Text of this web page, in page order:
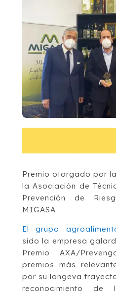
Premio otorgado por
la Asociación de
Prevención de
MIGASA
El grupo
sido la empresa
Premio AXA/
premios más
por su longeva
reconocimiento